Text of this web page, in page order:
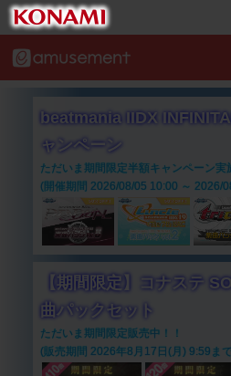
beatmania IIDX
ャンペーン
ただいま期間限定半額キャンペーン実
(開催期間 2026/08/05 10:00 ～ 2026/
【期間限定】コナステ
曲パックセット
ただいま期間限定販売中！！
(販売期間 2026年8月17日(月) 9:59ま